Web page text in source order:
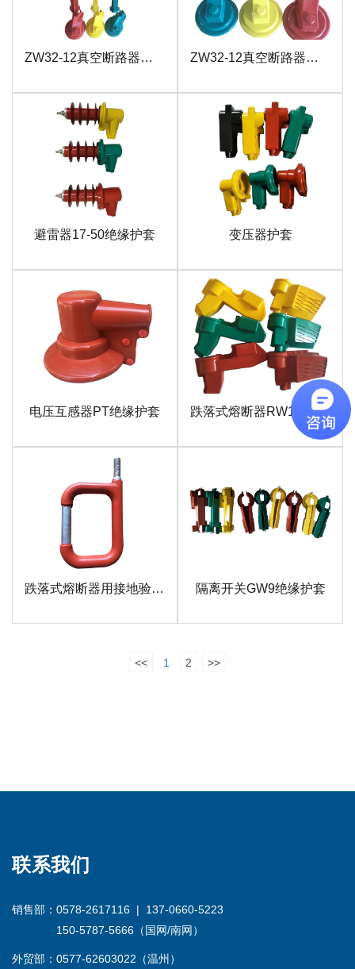
ZW32-12真空断路器带隔离整套护套 ZW32-12真空断路器绝缘护套
避雷器17-50绝缘护套 变压器护套
电压互感器PT绝缘护套 跌落式熔断器RW12绝缘护套
跌落式熔断器用接地验电环 隔离开关GW9绝缘护套
<< 1 2 >>
联系我们
销售部：0578-2617116 | 137-0660-5223
150-5787-5666（国网/南网）
外贸部：0577-62603022（温州）